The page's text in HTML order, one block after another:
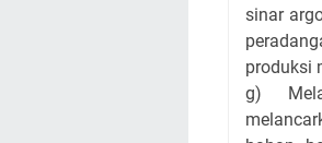
sinar
produksi
g)